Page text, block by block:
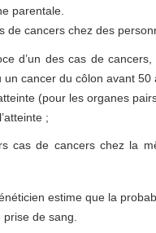
parentale.
de cancers chez des
d’un des cas de
un cancer du côlon avant 50
(pour les organes
;
cas de cancers chez la
estime que la
de sang.